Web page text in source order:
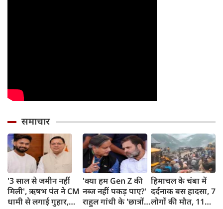
समाचार
'3 साल से जमीन नहीं
मिली', ऋषभ पंत ने CM
धामी से लगाई गुहार,
'क्या हम Gen Z की
नब्ज नहीं पकड़ पाए?'
राहुल गांधी के 'छात्रों
हिमाचल के चंबा में
दर्दनाक बस हादसा, 7
लोगों की मौत, 11